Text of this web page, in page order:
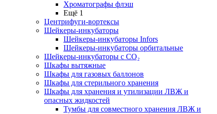
Хроматографы флэш
Ещё 1
Центрифуги-вортексы
Шейкеры-инкубаторы
Шейкеры-инкубаторы Infors
Шейкеры-инкубаторы орбитальные
Шейкеры-инкубаторы с CО₂
Шкафы вытяжные
Шкафы для газовых баллонов
Шкафы для стерильного хранения
Шкафы для хранения и утилизации ЛВЖ и
опасных жидкостей
Тумбы для совместного хранения ЛВЖ и